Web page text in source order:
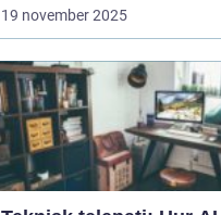
19 november 2025